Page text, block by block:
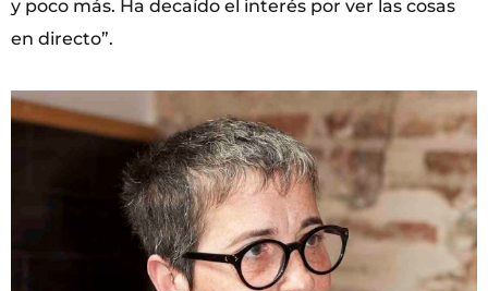
y poco más. Ha decaído el interés por ver las cosas
en directo”.